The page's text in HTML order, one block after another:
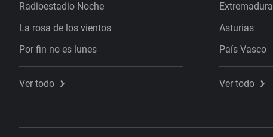
Radioestadio Noche
La rosa de los vientos
Por fin no es lunes
Ver todo
Extremadura
Asturias
País Vasco
Ver todo